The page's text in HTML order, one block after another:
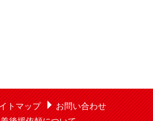
トマップ
お問い合わせ